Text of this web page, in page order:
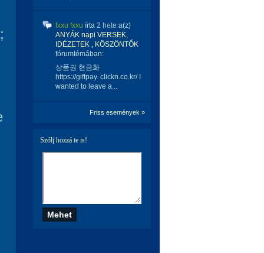
fxxu fxxu írta 2 hete a(z)
ANYÁK napi VERSEK,
IDÉZETEK , KÖSZÖNTŐK
fórumtémában:
상품권 현금화
https://giftpay. clickn.co.kr/ I
wanted to leave a...
Friss események »
Szólj hozzá te is!